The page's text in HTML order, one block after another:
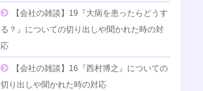
【会社の雑談】19『大病を患ったらどうす
る？』についての切り出しや聞かれた時の対
応
【会社の雑談】16『西村博之』についての
切り出しや聞かれた時の対応